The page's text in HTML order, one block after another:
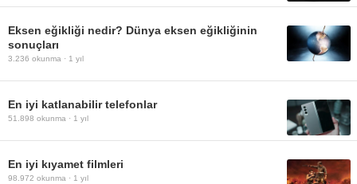
Eksen eğikliği nedir? Dünya eksen eğikliğinin
sonuçları
3.236 okunma · 1 yıl
En iyi katlanabilir telefonlar
51.898 okunma · 1 yıl
En iyi kıyamet filmleri
98.972 okunma · 1 yıl